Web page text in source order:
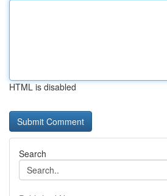
HTML is disabled
Search